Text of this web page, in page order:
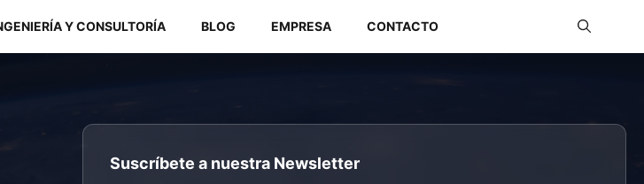
Redes Industriales
Y CONSULTORÍA BLOG EMPRESA CONTACTO
Suscríbete a nuestra Newsletter